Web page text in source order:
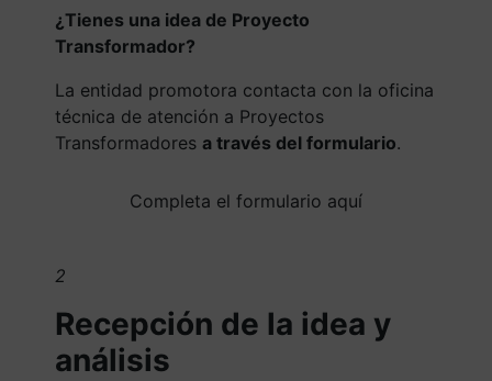
¿Tienes una idea de Proyecto
Transformador?
La entidad promotora contacta con la oficina
técnica de atención a Proyectos
Transformadores a través del formulario.
Completa el formulario aquí
2
Recepción de la idea y
análisis